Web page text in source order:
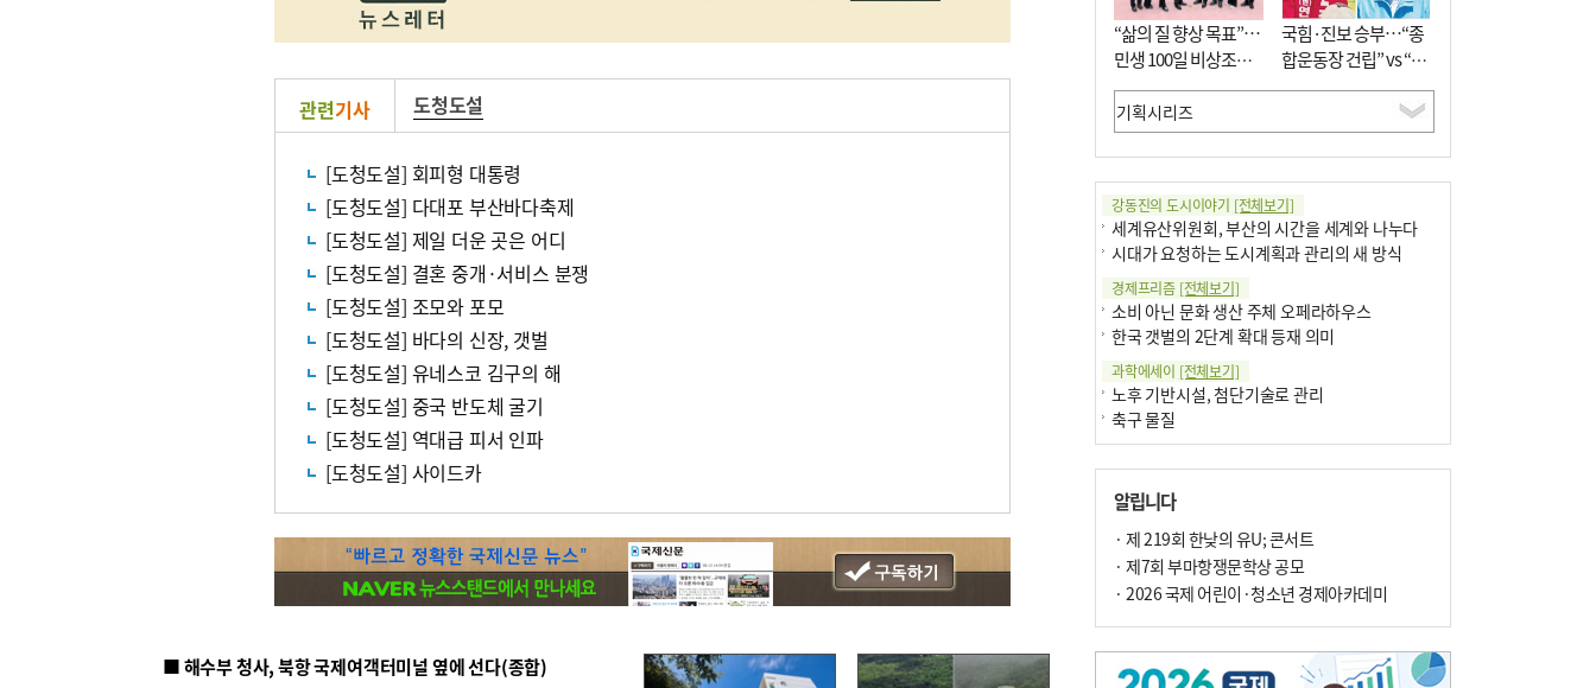
관련기사 도청도설
[도청도설] 회피형 대통령
[도청도설] 다대포 부산바다축제
[도청도설] 제일 더운 곳은 어디
[도청도설] 결혼 중개·서비스 분쟁
[도청도설] 조모와 포모
[도청도설] 바다의 신장, 갯벌
[도청도설] 유네스코 김구의 해
[도청도설] 중국 반도체 굴기
[도청도설] 역대급 피서 인파
[도청도설] 사이드카
■ 해수부 청사, 북항 국제여객터미널 옆에 선다(종합)
“삶의 질 향상 목표”…
민생 100일 비상조치
면밀 심사
국힘·진보 승부…“종
합운동장 건립” vs “출
근 공공버스 도입”
강동진의 도시이야기 [전체보기]
세계유산위원회, 부산의 시간을 세계와 나누다
시대가 요청하는 도시계획과 관리의 새 방식
경제프리즘 [전체보기]
소비 아닌 문화 생산 주체 오페라하우스
한국 갯벌의 2단계 확대 등재 의미
과학에세이 [전체보기]
노후 기반시설, 첨단기술로 관리
축구 물질
부정선거
선관위와 尹의 ‘0점 답안’
기고[전체보기]
환자의 희망, 헌혈의 힘
대학과 지역 ‘연결’이 지역혁신이다
엘리트 자평해온 市 공무원…생중계 회의서 능력 입증을
알립니다
· 제 219회 한낮의 유U; 콘서트
· 제7회 부마항쟁문학상 공모
· 2026 국제 어린이·청소년 경제아카데미